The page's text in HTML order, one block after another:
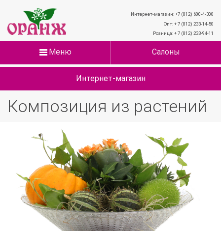
Интернет-магазин: +7 (812) 600-4-300
Опт: + 7 (812) 233-14-50
Розница: + 7 (812) 233-94-11
Меню Салоны
Интернет-магазин
Композиция из растений